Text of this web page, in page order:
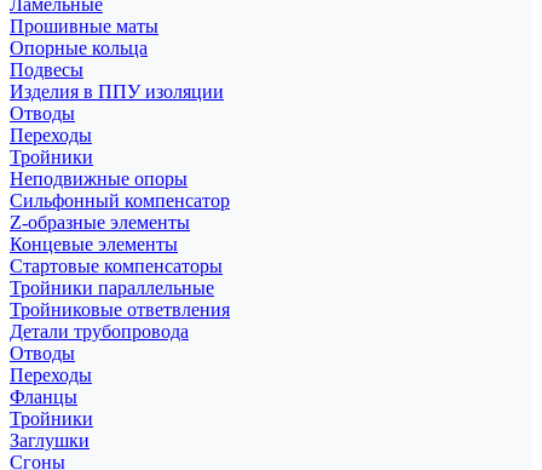
Ламельные
Прошивные маты
Опорные кольца
Подвесы
Изделия в ППУ изоляции
Отводы
Переходы
Тройники
Неподвижные опоры
Cильфонный компенсатор
Z-образные элементы
Концевые элементы
Стартовые компенсаторы
Тройники параллельные
Тройниковые ответвления
Детали трубопровода
Отводы
Переходы
Фланцы
Тройники
Заглушки
Сгоны